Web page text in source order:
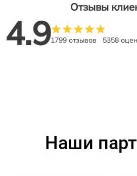
Отзывы
4.91799 отзывов 5358
Наши